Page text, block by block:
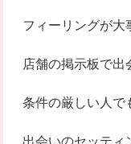
フィーリングが大
店舗の掲示板で出
条件の厳しい人で
出会いのセッティ